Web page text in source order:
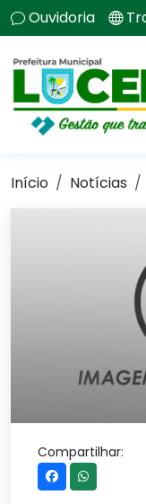
Ouvidoria
Início Notícias
Compartilhar: